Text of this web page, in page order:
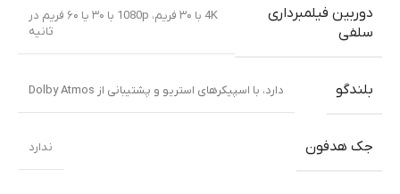
دوربین فیلمبرداری
سلفی
4K با ۳۰ فریم، 1080p با ۳۰ یا ۶۰ فریم در
ثانیه
بلندگو دارد، با اسپیکرهای استریو و پشتیبانی از Dolby Atmos
جک هدفون ندارد